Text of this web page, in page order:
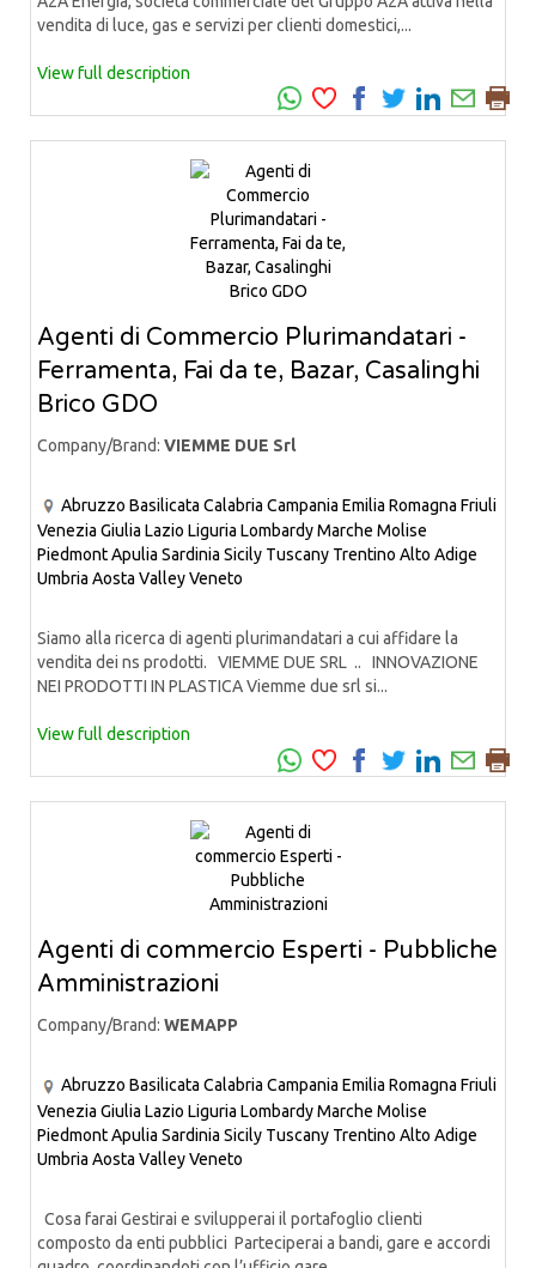
vendita di luce, gas e servizi per clienti domestici,...
View full description
Agenti di Commercio Plurimandatari -
Ferramenta, Fai da te, Bazar, Casalinghi
Brico GDO
Company/Brand: VIEMME DUE Srl
Abruzzo Basilicata Calabria Campania Emilia Romagna Friuli
Venezia Giulia Lazio Liguria LombardyMarche Molise
PiedmontApulia Sardinia Sicily Tuscany Trentino Alto Adige
Umbria Aosta ValleyVeneto
Siamo alla ricerca di agenti plurimandatari a cui affidare la
vendita dei ns prodotti. VIEMME DUE SRL .. INNOVAZIONE
NEI PRODOTTI IN PLASTICA Viemme due srl si...
View full description
Agenti di commercio Esperti - Pubbliche
Amministrazioni
Company/Brand: WEMAPP
Abruzzo Basilicata Calabria Campania Emilia Romagna Friuli
Venezia Giulia Lazio Liguria LombardyMarche Molise
PiedmontApulia Sardinia Sicily Tuscany Trentino Alto Adige
Umbria Aosta ValleyVeneto
Cosa farai Gestirai e svilupperai il portafoglio clienti
composto da enti pubblici Parteciperai a bandi, gare e accordi